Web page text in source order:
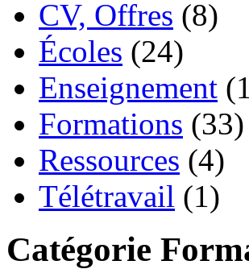
CV, Offres (8)
Écoles (24)
Enseignement
Formations (33)
Ressources (4)
Télétravail (1)
Catégorie